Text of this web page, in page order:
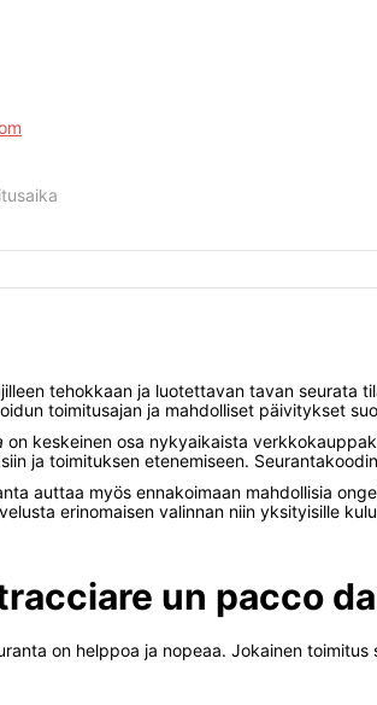
tehokkaan ja luotettavan tavan seurata
toimitusajan ja mahdolliset päivitykset
on keskeinen osa nykyaikaista
ja toimituksen etenemiseen.
auttaa myös ennakoimaan mahdollisia
erinomaisen valinnan niin yksityisille
un pacco
on helppoa ja nopeaa. Jokainen